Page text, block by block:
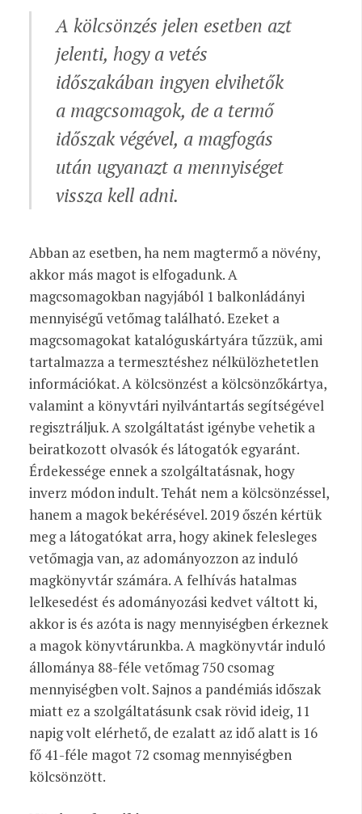
A kölcsönzés jelen esetben azt
jelenti, hogy a vetés
időszakában ingyen elvihetők
a magcsomagok, de a termő
időszak végével, a magfogás
után ugyanazt a mennyiséget
vissza kell adni.
Abban az esetben, ha nem magtermő a növény,
akkor más magot is elfogadunk. A
magcsomagokban nagyjából 1 balkonládányi
mennyiségű vetőmag található. Ezeket a
magcsomagokat katalóguskártyára tűzzük, ami
tartalmazza a termesztéshez nélkülözhetetlen
információkat. A kölcsönzést a kölcsönzőkártya,
valamint a könyvtári nyilvántartás segítségével
regisztráljuk. A szolgáltatást igénybe vehetik a
beiratkozott olvasók és látogatók egyaránt.
Érdekessége ennek a szolgáltatásnak, hogy
inverz módon indult. Tehát nem a kölcsönzéssel,
hanem a magok bekérésével. 2019 őszén kértük
meg a látogatókat arra, hogy akinek felesleges
vetőmagja van, az adományozzon az induló
magkönyvtár számára. A felhívás hatalmas
lelkesedést és adományozási kedvet váltott ki,
akkor is és azóta is nagy mennyiségben érkeznek
a magok könyvtárunkba. A magkönyvtár induló
állománya 88-féle vetőmag 750 csomag
mennyiségben volt. Sajnos a pandémiás időszak
miatt ez a szolgáltatásunk csak rövid ideig, 11
napig volt elérhető, de ezalatt az idő alatt is 16
fő 41-féle magot 72 csomag mennyiségben
kölcsönzött.